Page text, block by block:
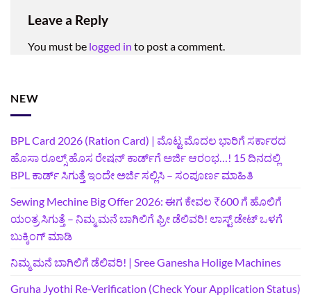
Leave a Reply
You must be logged in to post a comment.
NEW
BPL Card 2026 (Ration Card) | ಮೊಟ್ಟ ಮೊದಲ ಭಾರಿಗೆ ಸರ್ಕಾರದ
ಹೊಸಾ ರೂಲ್ಸ್ ಹೊಸ ರೇಷನ್ ಕಾರ್ಡ್‌ಗೆ ಅರ್ಜಿ ಆರಂಭ…! 15 ದಿನದಲ್ಲಿ
BPL ಕಾರ್ಡ್ ಸಿಗುತ್ತೆ ಇಂದೇ ಅರ್ಜಿ ಸಲ್ಲಿಸಿ – ಸಂಪೂರ್ಣ ಮಾಹಿತಿ
Sewing Mechine Big Offer 2026: ಈಗ ಕೇವಲ ₹600 ಗೆ ಹೊಲಿಗೆ
ಯಂತ್ರ ಸಿಗುತ್ತೆ – ನಿಮ್ಮ ಮನೆ ಬಾಗಿಲಿಗೆ‍ ಫ್ರೀ ಡೆಲಿವರಿ! ಲಾಸ್ಟ್‌ ಡೇಟ್‌ ಒಳಗೆ
ಬುಕ್ಕಿಂಗ್‌ ಮಾಡಿ
ನಿಮ್ಮ ಮನೆ ಬಾಗಿಲಿಗೆ ಡೆಲಿವರಿ! | Sree Ganesha Holige Machines
Gruha Jyothi Re-Verification (Check Your Application Status)